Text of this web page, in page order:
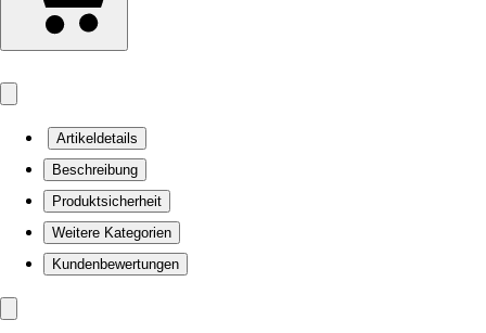
Artikeldetails
Beschreibung
Produktsicherheit
Weitere Kategorien
Kundenbewertungen